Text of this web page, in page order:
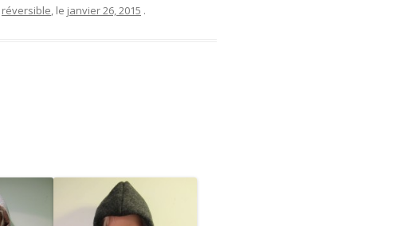
réversible, le janvier 26, 2015 .